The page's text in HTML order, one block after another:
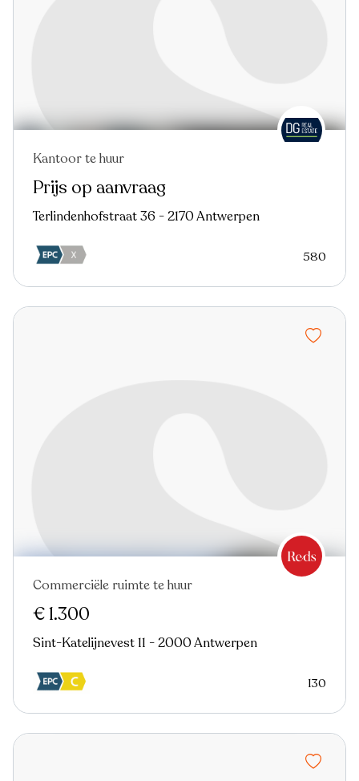
Nieuw
Kantoor te huur
Prijs op aanvraag
Terlindenhofstraat 36 - 2170 Antwerpen
580
Nieuw
Commerciële ruimte te huur
€ 1.300
Sint-Katelijnevest 11 - 2000 Antwerpen
130